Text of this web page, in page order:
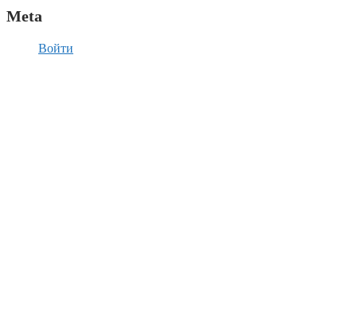
Meta
Войти